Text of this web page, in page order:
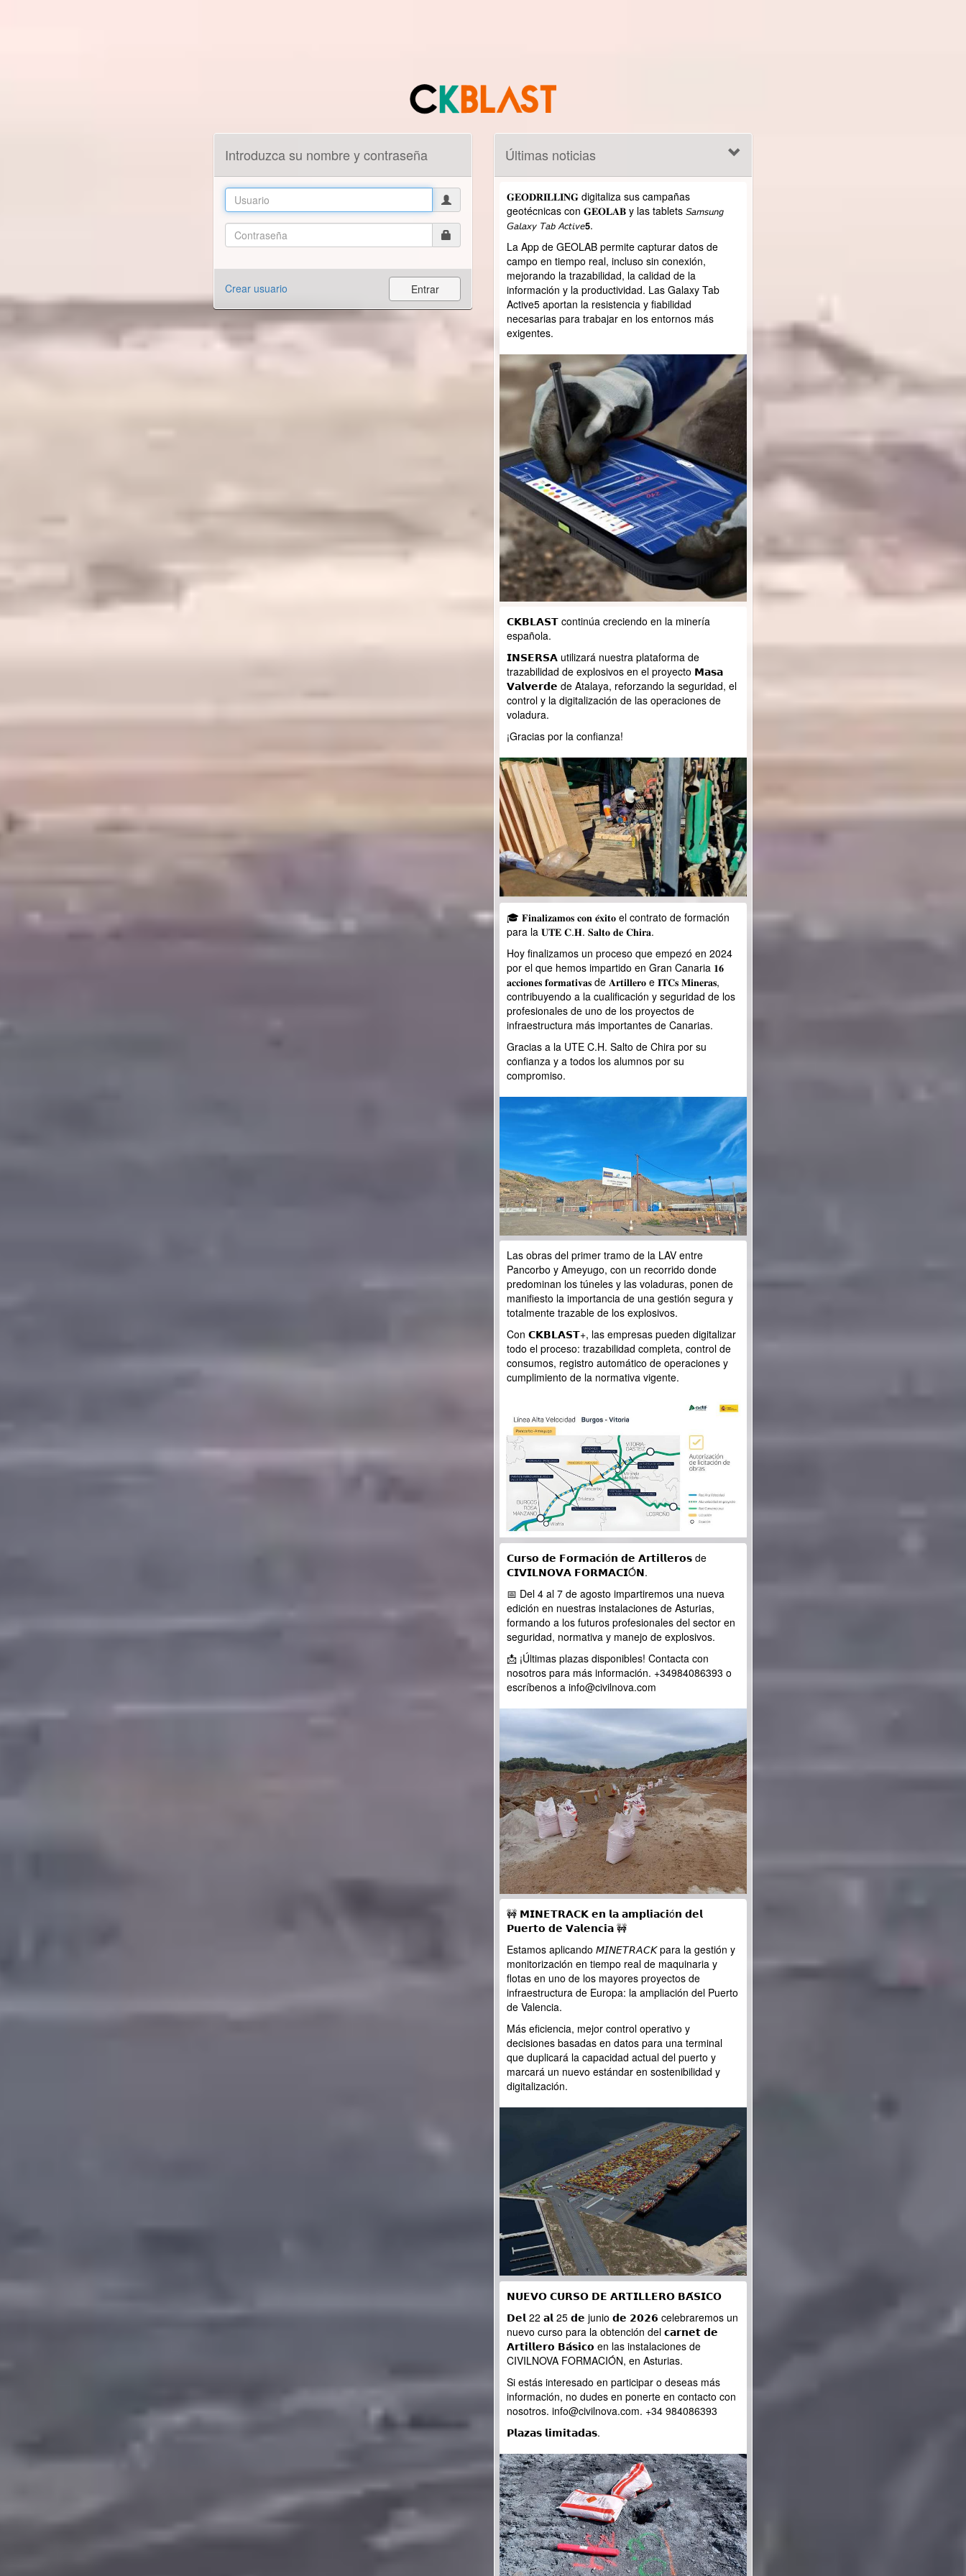
Introduzca su nombre y contraseña
Entrar
Crear usuario
Últimas noticias
𝐆𝐄𝐎𝐃𝐑𝐈𝐋𝐋𝐈𝐍𝐆 digitaliza sus campañas
geotécnicas con 𝐆𝐄𝐎𝐋𝐀𝐁 y las tablets 𝘚𝘢𝘮𝘴𝘶𝘯𝘨
𝘎𝘢𝘭𝘢𝘹𝘺 𝘛𝘢𝘣 𝘈𝘤𝘵𝘪𝘷𝘦𝟱.
La App de GEOLAB permite capturar datos de
campo en tiempo real, incluso sin conexión,
mejorando la trazabilidad, la calidad de la
información y la productividad. Las Galaxy Tab
Active5 aportan la resistencia y fiabilidad
necesarias para trabajar en los entornos más
exigentes.
𝗖𝗞𝗕𝗟𝗔𝗦𝗧 continúa creciendo en la minería
española.
𝗜𝗡𝗦𝗘𝗥𝗦𝗔 utilizará nuestra plataforma de
trazabilidad de explosivos en el proyecto 𝗠𝗮𝘀𝗮
𝗩𝗮𝗹𝘃𝗲𝗿𝗱𝗲 de Atalaya, reforzando la seguridad, el
control y la digitalización de las operaciones de
voladura.
¡Gracias por la confianza!
🎓 𝐅𝐢𝐧𝐚𝐥𝐢𝐳𝐚𝐦𝐨𝐬 𝐜𝐨𝐧 𝐞́𝐱𝐢𝐭𝐨 el contrato de formación
para la 𝐔𝐓𝐄 𝐂.𝐇. 𝐒𝐚𝐥𝐭𝐨 𝐝𝐞 𝐂𝐡𝐢𝐫𝐚.
Hoy finalizamos un proceso que empezó en 2024
por el que hemos impartido en Gran Canaria 𝟏𝟔
𝐚𝐜𝐜𝐢𝐨𝐧𝐞𝐬 𝐟𝐨𝐫𝐦𝐚𝐭𝐢𝐯𝐚𝐬 de 𝐀𝐫𝐭𝐢𝐥𝐥𝐞𝐫𝐨 e 𝐈𝐓𝐂𝐬 𝐌𝐢𝐧𝐞𝐫𝐚𝐬,
contribuyendo a la cualificación y seguridad de los
profesionales de uno de los proyectos de
infraestructura más importantes de Canarias.
Gracias a la UTE C.H. Salto de Chira por su
confianza y a todos los alumnos por su
compromiso.
Las obras del primer tramo de la LAV entre
Pancorbo y Ameyugo, con un recorrido donde
predominan los túneles y las voladuras, ponen de
manifiesto la importancia de una gestión segura y
totalmente trazable de los explosivos.
Con 𝗖𝗞𝗕𝗟𝗔𝗦𝗧+, las empresas pueden digitalizar
todo el proceso: trazabilidad completa, control de
consumos, registro automático de operaciones y
cumplimiento de la normativa vigente.
𝗖𝘂𝗿𝘀𝗼 𝗱𝗲 𝗙𝗼𝗿𝗺𝗮𝗰𝗶ó𝗻 𝗱𝗲 𝗔𝗿𝘁𝗶𝗹𝗹𝗲𝗿𝗼𝘀 de
𝗖𝗜𝗩𝗜𝗟𝗡𝗢𝗩𝗔 𝗙𝗢𝗥𝗠𝗔𝗖𝗜Ó𝗡.
📅 Del 4 al 7 de agosto impartiremos una nueva
edición en nuestras instalaciones de Asturias,
formando a los futuros profesionales del sector en
seguridad, normativa y manejo de explosivos.
📩 ¡Últimas plazas disponibles! Contacta con
nosotros para más información. +34984086393 o
escríbenos a info@civilnova.com
🚧 𝗠𝗜𝗡𝗘𝗧𝗥𝗔𝗖𝗞 𝗲𝗻 𝗹𝗮 𝗮𝗺𝗽𝗹𝗶𝗮𝗰𝗶ó𝗻 𝗱𝗲𝗹
𝗣𝘂𝗲𝗿𝘁𝗼 𝗱𝗲 𝗩𝗮𝗹𝗲𝗻𝗰𝗶𝗮 🚧
Estamos aplicando 𝘔𝘐𝘕𝘌𝘛𝘙𝘈𝘊𝘒 para la gestión y
monitorización en tiempo real de maquinaria y
flotas en uno de los mayores proyectos de
infraestructura de Europa: la ampliación del Puerto
de Valencia.
Más eficiencia, mejor control operativo y
decisiones basadas en datos para una terminal
que duplicará la capacidad actual del puerto y
marcará un nuevo estándar en sostenibilidad y
digitalización.
𝗡𝗨𝗘𝗩𝗢 𝗖𝗨𝗥𝗦𝗢 𝗗𝗘 𝗔𝗥𝗧𝗜𝗟𝗟𝗘𝗥𝗢 𝗕𝗔́𝗦𝗜𝗖𝗢
𝗗𝗲𝗹 22 𝗮𝗹 25 𝗱𝗲 junio 𝗱𝗲 𝟮𝟬𝟮𝟲 celebraremos un
nuevo curso para la obtención del 𝗰𝗮𝗿𝗻𝗲𝘁 𝗱𝗲
𝗔𝗿𝘁𝗶𝗹𝗹𝗲𝗿𝗼 𝗕𝗮́𝘀𝗶𝗰𝗼 en las instalaciones de
CIVILNOVA FORMACIÓN, en Asturias.
Si estás interesado en participar o deseas más
información, no dudes en ponerte en contacto con
nosotros. info@civilnova.com. +34 984086393
𝗣𝗹𝗮𝘇𝗮𝘀 𝗹𝗶𝗺𝗶𝘁𝗮𝗱𝗮𝘀.